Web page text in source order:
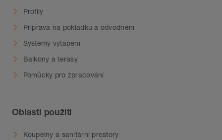
Profily
Příprava na pokládku a odvodnění
Systémy vytápění
Balkony a terasy
Pomůcky pro zpracování
Oblasti použití
Koupelny a sanitární prostory